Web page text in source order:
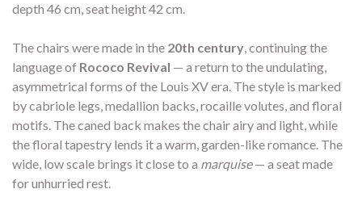
depth 46 cm, seat height 42 cm.
The chairs were made in the 20th century, continuing the
language of Rococo Revival — a return to the undulating,
asymmetrical forms of the Louis XV era. The style is marked
by cabriole legs, medallion backs, rocaille volutes, and floral
motifs. The caned back makes the chair airy and light, while
the floral tapestry lends it a warm, garden-like romance. The
wide, low scale brings it close to a marquise— a seat made
for unhurried rest.